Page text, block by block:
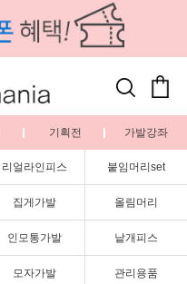
기획전 가발강좌
리얼라인피스 붙임머리set
집게가발 올림머리
인모통가발 낱개피스
모자가발 관리용품